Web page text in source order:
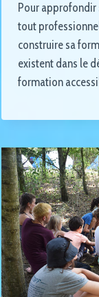
Pour approfondir
tout
construire sa
existent dans le
formation